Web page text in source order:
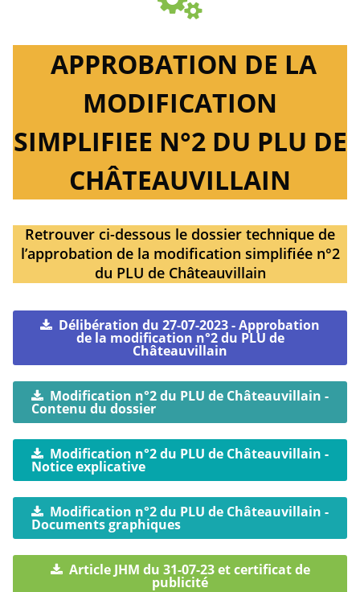
APPROBATION DE LA
MODIFICATION
SIMPLIFIEE N°2 DU PLU DE
CHÂTEAUVILLAIN
Retrouver ci-dessous le dossier technique de
l’approbation de la modification simplifiée n°2
du PLU de Châteauvillain
Délibération du 27-07-2023 - Approbation
de la modification n°2 du PLU de
Châteauvillain
Modification n°2 du PLU de Châteauvillain -
Contenu du dossier
Modification n°2 du PLU de Châteauvillain -
Notice explicative
Modification n°2 du PLU de Châteauvillain -
Documents graphiques
Article JHM du 31-07-23 et certificat de
publicité